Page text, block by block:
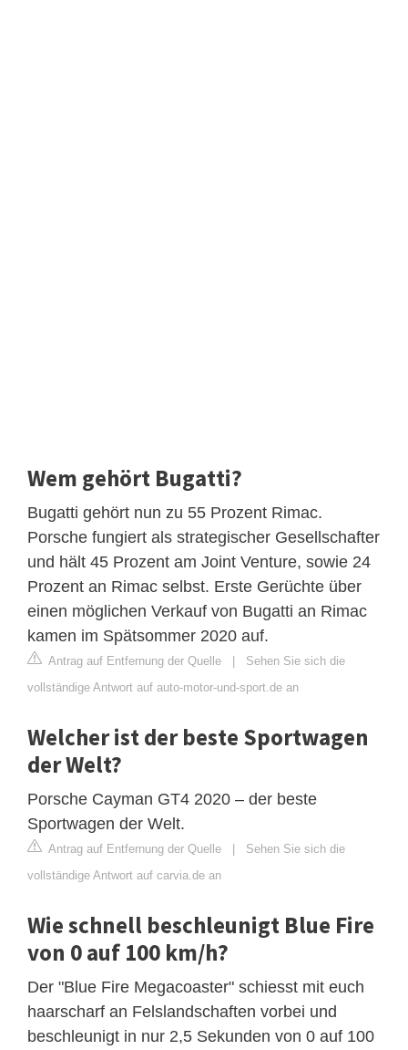
Wem gehört Bugatti?
Bugatti gehört nun zu 55 Prozent Rimac.
Porsche fungiert als strategischer Gesellschafter
und hält 45 Prozent am Joint Venture, sowie 24
Prozent an Rimac selbst. Erste Gerüchte über
einen möglichen Verkauf von Bugatti an Rimac
kamen im Spätsommer 2020 auf.
Antrag auf Entfernung der Quelle | Sehen Sie sich die
vollständige Antwort auf auto-motor-und-sport.de an
Welcher ist der beste Sportwagen
der Welt?
Porsche Cayman GT4 2020 – der beste
Sportwagen der Welt.
Antrag auf Entfernung der Quelle | Sehen Sie sich die
vollständige Antwort auf carvia.de an
Wie schnell beschleunigt Blue Fire
von 0 auf 100 km/h?
Der "Blue Fire Megacoaster" schiesst mit euch
haarscharf an Felslandschaften vorbei und
beschleunigt in nur 2,5 Sekunden von 0 auf 100